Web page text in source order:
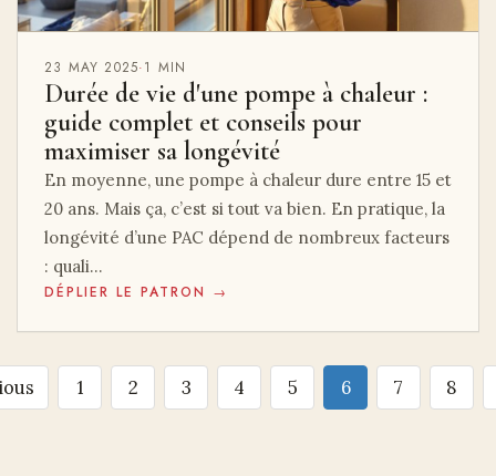
23 MAY 2025·1 MIN
Durée de vie d'une pompe à chaleur :
guide complet et conseils pour
maximiser sa longévité
En moyenne, une pompe à chaleur dure entre 15 et
20 ans. Mais ça, c’est si tout va bien. En pratique, la
longévité d’une PAC dépend de nombreux facteurs
: quali…
DÉPLIER LE PATRON →
1 2 3 4 5 6 7 8